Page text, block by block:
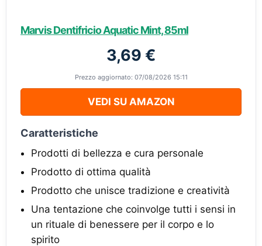
Marvis Dentifricio Aquatic Mint, 85ml
3,69 €
Prezzo aggiornato: 07/08/2026 15:11
VEDI SU AMAZON
Caratteristiche
Prodotti di bellezza e cura personale
Prodotto di ottima qualità
Prodotto che unisce tradizione e creatività
Una tentazione che coinvolge tutti i sensi in
un rituale di benessere per il corpo e lo
spirito